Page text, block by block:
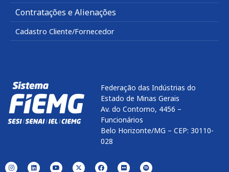
Contratações e Alienações
Cadastro Cliente/Fornecedor
Federação das Indústrias do
Estado de Minas Gerais
Av. do Contorno, 4456 –
Funcionários
Belo Horizonte/MG – CEP: 30110-
028